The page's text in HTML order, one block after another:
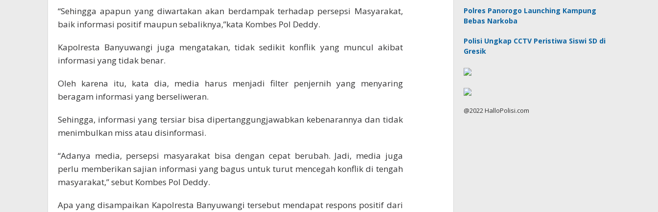
“Sehingga apapun yang diwartakan akan berdampak terhadap persepsi Masyarakat,
baik informasi positif maupun sebaliknya,”kata Kombes Pol Deddy.
Kapolresta Banyuwangi juga mengatakan, tidak sedikit konflik yang muncul akibat
informasi yang tidak benar.
Oleh karena itu, kata dia, media harus menjadi filter penjernih yang menyaring
beragam informasi yang berseliweran.
Sehingga, informasi yang tersiar bisa dipertanggungjawabkan kebenarannya dan tidak
menimbulkan miss atau disinformasi.
“Adanya media, persepsi masyarakat bisa dengan cepat berubah. Jadi, media juga
perlu memberikan sajian informasi yang bagus untuk turut mencegah konflik di tengah
masyarakat,” sebut Kombes Pol Deddy.
Apa yang disampaikan Kapolresta Banyuwangi tersebut mendapat respons positif dari
Polres Panorogo Launching Kampung
Bebas Narkoba
Polisi Ungkap CCTV Peristiwa Siswi SD di
Gresik
@2022 HalloPolisi.com